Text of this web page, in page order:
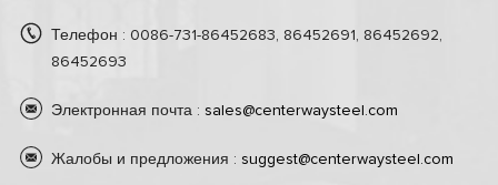
Телефон : 0086-731-86452683, 86452691, 86452692,
86452693
Электронная почта : sales@centerwaysteel.com
Жалобы и предложения : suggest@centerwaysteel.com